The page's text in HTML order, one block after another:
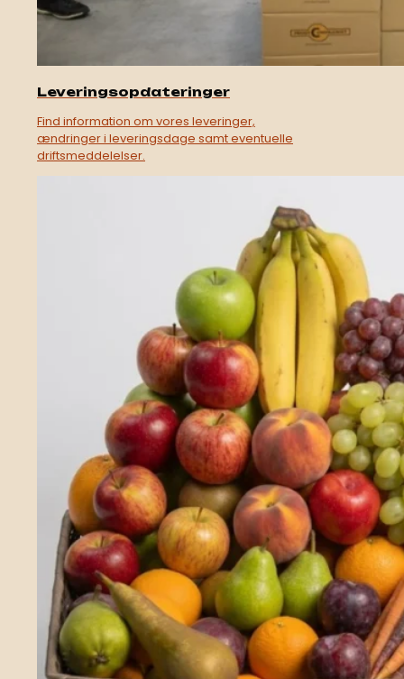
Leveringsopdateringer
Find information om vores leveringer,
ændringer i leveringsdage samt eventuelle
driftsmeddelelser.